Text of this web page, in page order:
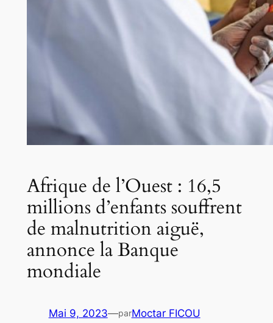
Afrique de l’Ouest : 16,5
millions d’enfants souffrent
de malnutrition aiguë,
annonce la Banque
mondiale
Mai 9, 2023—parMoctar FICOU